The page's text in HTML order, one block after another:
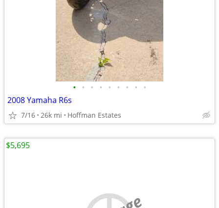
• • • • • • • • •
2008 Yamaha R6s
7/16 26k mi Hoffman Estates
$5,695